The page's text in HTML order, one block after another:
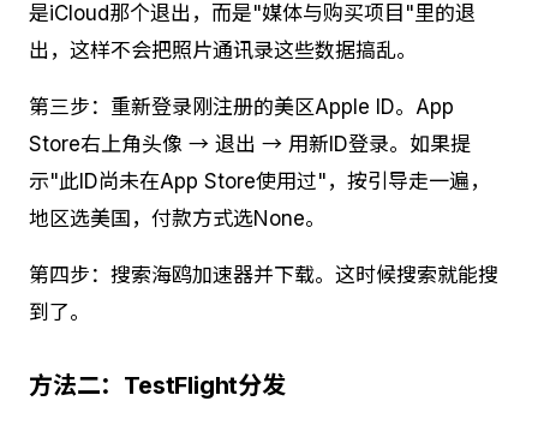
是iCloud那个退出，而是"媒体与购买项目"里的退
出，这样不会把照片通讯录这些数据搞乱。
第三步：重新登录刚注册的美区Apple ID。App
Store右上角头像 → 退出 → 用新ID登录。如果提
示"此ID尚未在App Store使用过"，按引导走一遍，
地区选美国，付款方式选None。
第四步：搜索海鸥加速器并下载。这时候搜索就能搜
到了。
方法二：TestFlight分发